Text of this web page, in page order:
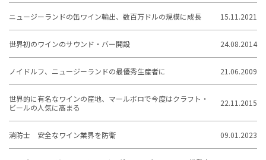
ニュージーランドの缶ワイン輸出、数百万ドルの規模に成長 15.11.2021
世界初のワインのサウンド・バー開設 24.08.2014
ノイドルフ、ニュージーランドの最優秀生産者に 21.06.2009
世界的に有名なワインの産地、マールボロで今度はクラフト・
ビールの人気に高まる
22.11.2015
消防士 安全なワイン業界を防衛 09.01.2023